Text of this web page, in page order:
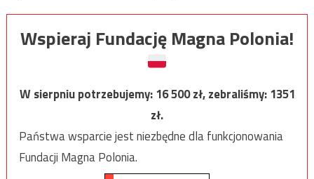
Wspieraj Fundację Magna Polonia!
W sierpniu potrzebujemy:16 500zł, zebraliśmy:1351
zł.
Państwa wsparcie jest niezbędne dla funkcjonowania
Fundacji Magna Polonia.